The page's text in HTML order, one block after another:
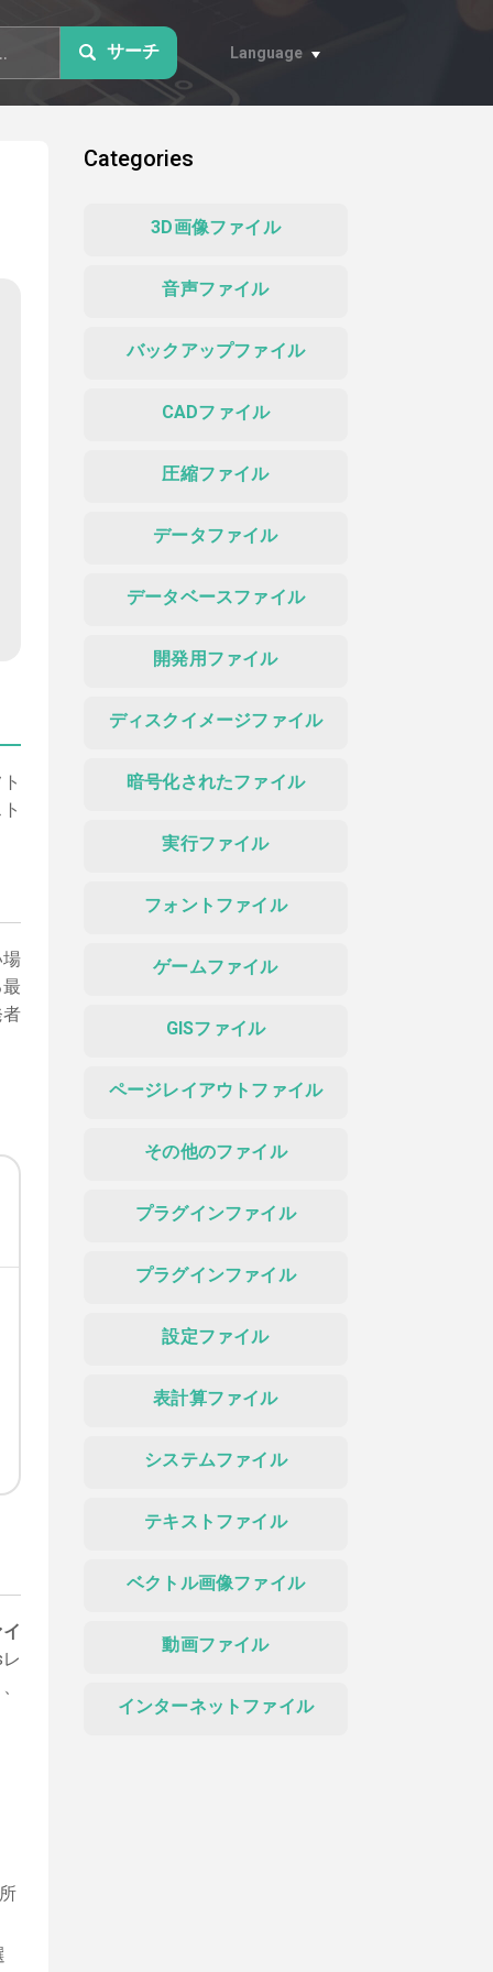
サーチ Language
Categories
3D画像ファイル
音声ファイル
バックアップファイル
CADファイル
圧縮ファイル
データファイル
データベースファイル
開発用ファイル
ディスクイメージファイル
暗号化されたファイル
実行ファイル
フォントファイル
ゲームファイル
GISファイル
ページレイアウトファイル
その他のファイル
プラグインファイル
プラグインファイル
設定ファイル
表計算ファイル
システムファイル
テキストファイル
ベクトル画像ファイル
動画ファイル
インターネットファイル